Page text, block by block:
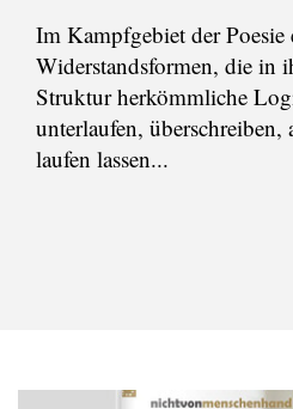
Im Kampfgebiet der Poesie
Widerstandsformen, die in
Struktur herkömmliche
unterlaufen, überschreiben,
laufen lassen...